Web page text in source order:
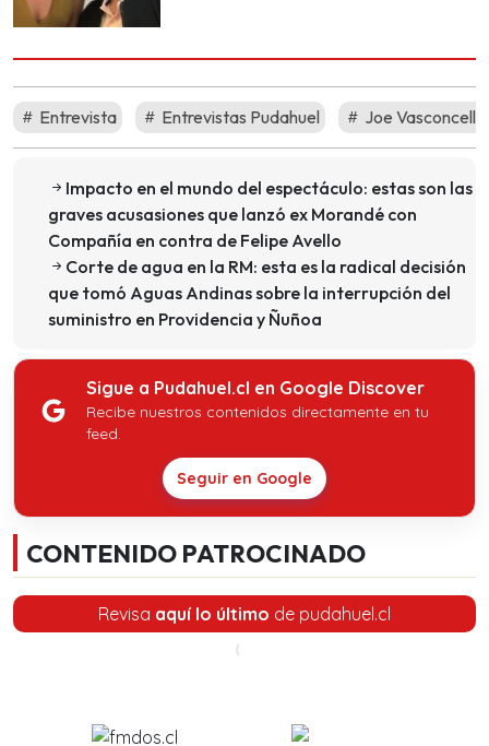
Entrevista Entrevistas Pudahuel Joe
Impacto en el mundo del espectáculo: estas son las
graves acusasiones que lanzó ex Morandé con
Compañía en contra de Felipe Avello
Corte de agua en la RM: esta es la radical decisión
que tomó Aguas Andinas sobre la interrupción del
suministro en Providencia y Ñuñoa
Sigue a Pudahuel.cl en Google Discover
Recibe nuestros contenidos directamente en tu
feed.
Seguir en Google
CONTENIDO PATROCINADO
Revisa aquí lo último de pudahuel.cl